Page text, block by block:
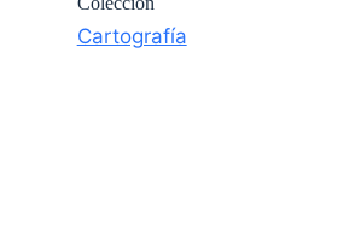
Cartografía